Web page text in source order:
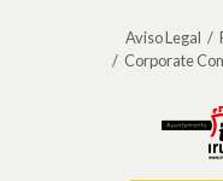
Aviso Legal
Corporate